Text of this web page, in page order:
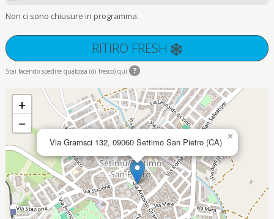
Non ci sono chiusure in programma.
RITIRO FRESH
Stai facendo spedire qualcosa (di fresco) qui
Via Gramsci 132, 09060 Settimo San Pietro (CA) ×
+
−